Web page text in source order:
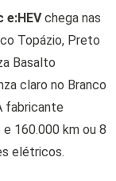
e:HEVchega nas
Topázio, Preto
Basalto
claro no Branco
fabricante
160.000 km ou 8
elétricos.